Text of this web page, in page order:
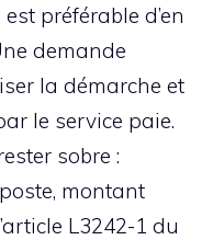
préférable d’en
demande
la démarche et
le service paie.
sobre :
montant
L3242-1 du